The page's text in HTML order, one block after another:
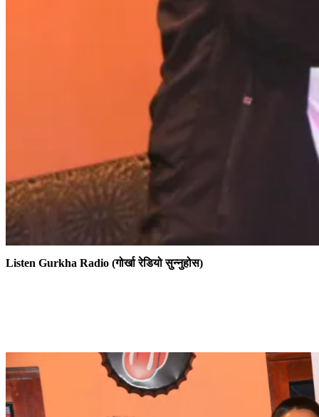
Listen Gurkha Radio (गोर्खा रेडियो सुन्नुहोस)